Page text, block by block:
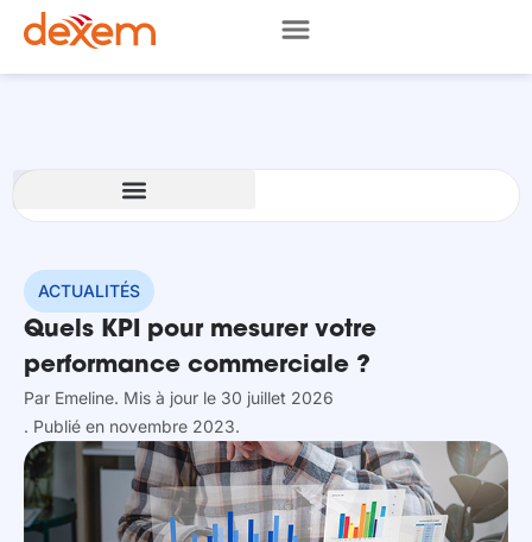
ACTUALITÉS
Quels KPI pour mesurer votre
performance commerciale ?
Par Emeline. Mis à jour le 30 juillet 2026
. Publié en novembre 2023.